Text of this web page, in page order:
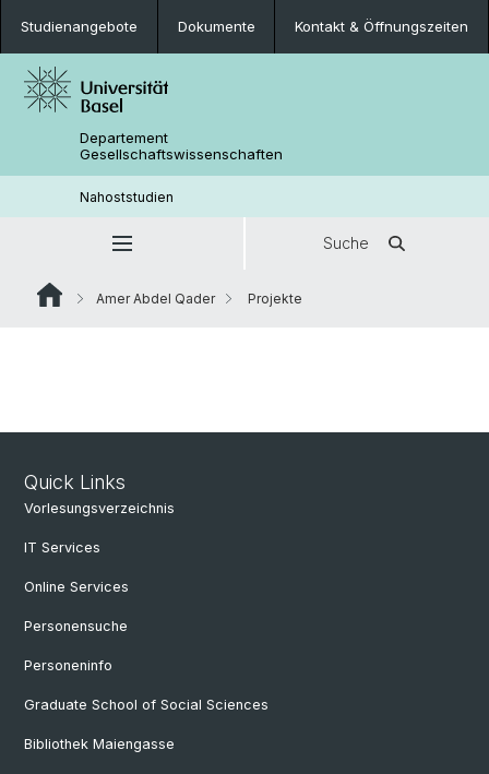
Studienangebote Dokumente Kontakt & Öffnungszeiten
Departement
Gesellschaftswissenschaften
Nahoststudien
Suche
Amer Abdel Qader Projekte
Quick Links
Vorlesungsverzeichnis
IT Services
Online Services
Personensuche
Personeninfo
Graduate School of Social Sciences
Bibliothek Maiengasse